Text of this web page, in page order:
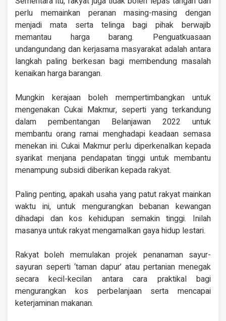
perlu memainkan peranan masing-masing dengan
menjadi mata serta telinga bagi pihak berwajib
memantau harga barang. Penguatkuasaan
undangundang dan kerjasama masyarakat adalah antara
langkah paling berkesan bagi membendung masalah
kenaikan harga barangan.
Mungkin kerajaan boleh mempertimbangkan untuk
mengenakan Cukai Makmur, seperti yang terkandung
dalam pembentangan Belanjawan 2022 untuk
membantu orang ramai menghadapi keadaan semasa
menekan ini. Cukai Makmur perlu diperkenalkan kepada
syarikat menjana pendapatan tinggi untuk membantu
menampung subsidi diberikan kepada rakyat.
Paling penting, apakah usaha yang patut rakyat mainkan
waktu ini, untuk mengurangkan bebanan kewangan
dihadapi dan kos kehidupan semakin tinggi. Inilah
masanya untuk rakyat mengamalkan gaya hidup lestari.
Rakyat boleh memulakan projek penanaman sayur-
sayuran seperti ‘taman dapur’ atau pertanian menegak
secara kecil-kecilan antara cara praktikal bagi
mengurangkan kos perbelanjaan serta mencapai
keterjaminan makanan.